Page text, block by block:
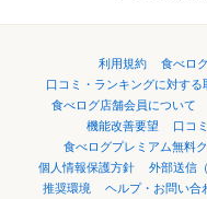
利用規約 食べロ
口コミ・ランキングに対する
食べログ店舗会員について
機能改善要望
口コ
食べログプレミアム無料
個人情報保護方針
外部送信
推奨環境
ヘルプ・お問い合